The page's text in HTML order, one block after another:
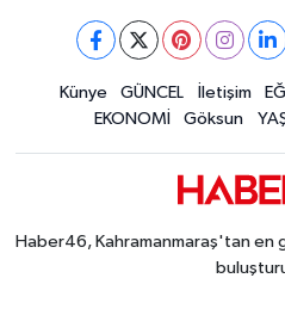
Kahramanmaraş'ta
Kahramanmaraş'ta
17:19 |Kahramanmaraşlı İşçi
Künye GÜNCEL İletişim
EKONOMİ
Göksun
Haber46, Kahramanmaraş'tan en